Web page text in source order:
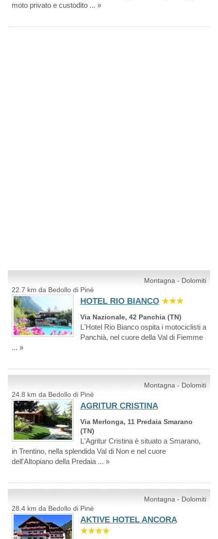
moto privato e custodito ... »
Montagna - Dolomiti
22.7 km da Bedollo di Piné
HOTEL RIO BIANCO ★★★
Via Nazionale, 42 Panchia (TN)
L'Hotel Rio Bianco ospita i motociclisti a
Panchià, nel cuore della Val di Fiemme
... »
Montagna - Dolomiti
24.8 km da Bedollo di Piné
AGRITUR CRISTINA
Via Merlonga, 11 Predaia Smarano
(TN)
L'Agritur Cristina è situato a Smarano,
in Trentino, nella splendida Val di Non e nel cuore
dell'Altopiano della Predaia ... »
Montagna - Dolomiti
28.4 km da Bedollo di Piné
AKTIVE HOTEL ANCORA
★★★★